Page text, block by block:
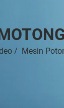
/ Mesin